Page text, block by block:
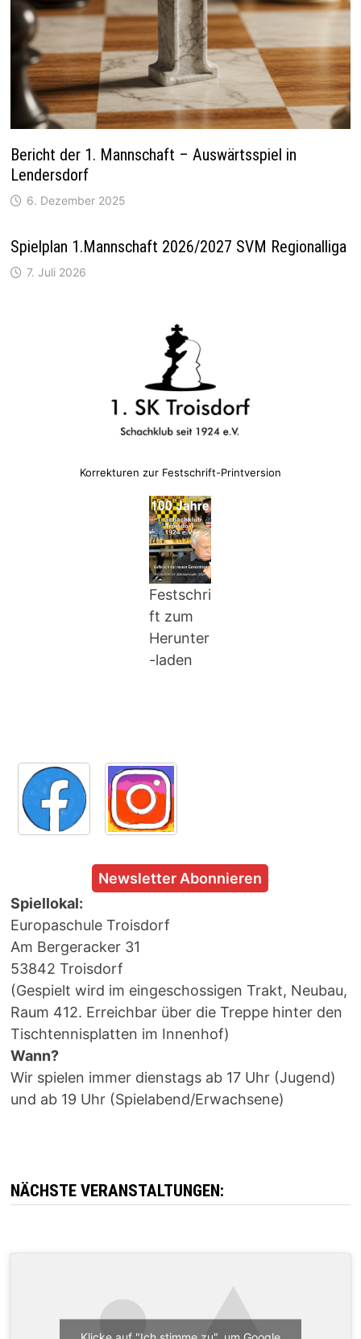
Bericht der 1. Mannschaft – Auswärtsspiel in
Lendersdorf
6. Dezember 2025
Spielplan 1.Mannschaft 2026/2027 SVM Regionalliga
7. Juli 2026
Korrekturen zur Festschrift-Printversion
Festschri
ft zum
Herunter
-laden
Newsletter Abonnieren
Spiellokal:
Europaschule Troisdorf
Am Bergeracker 31
53842 Troisdorf
(Gespielt wird im eingeschossigen Trakt, Neubau,
Raum 412. Erreichbar über die Treppe hinter den
Tischtennisplatten im Innenhof)
Wann?
Wir spielen immer dienstags ab 17 Uhr (Jugend)
und ab 19 Uhr (Spielabend/Erwachsene)
NÄCHSTE VERANSTALTUNGEN: